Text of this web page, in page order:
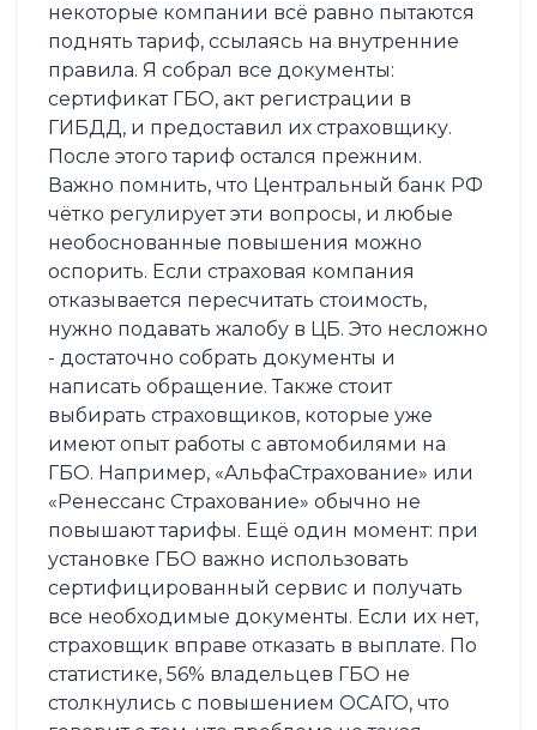
некоторые компании всё равно пытаются
поднять тариф, ссылаясь на внутренние
правила. Я собрал все документы:
сертификат ГБО, акт регистрации в
ГИБДД, и предоставил их страховщику.
После этого тариф остался прежним.
Важно помнить, что Центральный банк РФ
чётко регулирует эти вопросы, и любые
необоснованные повышения можно
оспорить. Если страховая компания
отказывается пересчитать стоимость,
нужно подавать жалобу в ЦБ. Это несложно
- достаточно собрать документы и
написать обращение. Также стоит
выбирать страховщиков, которые уже
имеют опыт работы с автомобилями на
ГБО. Например, «АльфаСтрахование» или
«Ренессанс Страхование» обычно не
повышают тарифы. Ещё один момент: при
установке ГБО важно использовать
сертифицированный сервис и получать
все необходимые документы. Если их нет,
страховщик вправе отказать в выплате. По
статистике, 56% владельцев ГБО не
столкнулись с повышением ОСАГО, что